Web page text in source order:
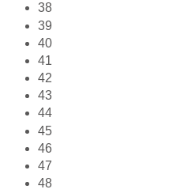
38
39
40
41
42
43
44
45
46
47
48